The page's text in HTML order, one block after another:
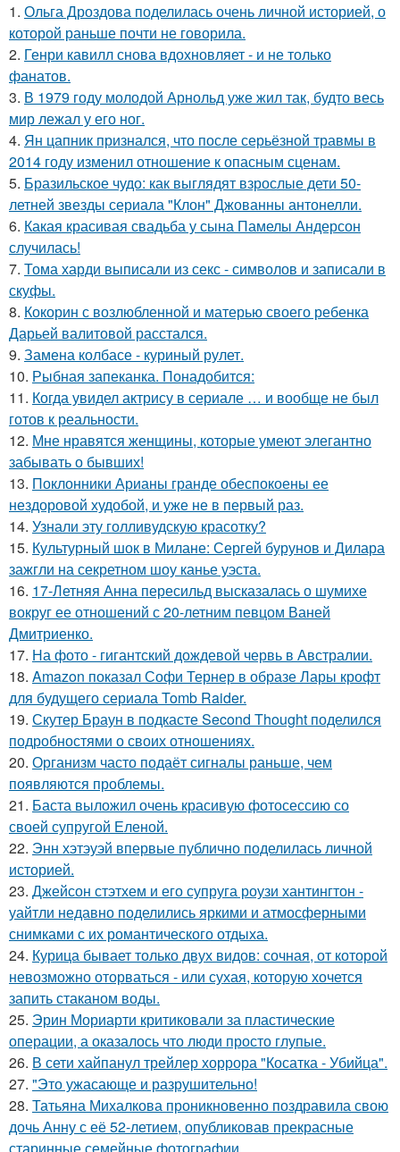
1. Ольга Дроздова поделилась очень личной историей, о
которой раньше почти не говорила.
2. Генри кавилл снова вдохновляет - и не только
фанатов.
3. В 1979 году молодой Арнольд уже жил так, будто весь
мир лежал у его ног.
4. Ян цапник признался, что после серьёзной травмы в
2014 году изменил отношение к опасным сценам.
5. Бразильское чудо: как выглядят взрослые дети 50-
летней звезды сериала "Клон" Джованны антонелли.
6. Какая красивая свадьба у сына Памелы Андерсон
случилась!
7. Тома харди выписали из секс - символов и записали в
скуфы.
8. Кокорин с возлюбленной и матерью своего ребенка
Дарьей валитовой расстался.
9. Замена колбасе - куриный рулет.
10. Рыбная запеканка. Понадобится:
11. Когда увидел актрису в сериале … и вообще не был
готов к реальности.
12. Мне нравятся женщины, которые умеют элегантно
забывать о бывших!
13. Поклонники Арианы гранде обеспокоены ее
нездоровой худобой, и уже не в первый раз.
14. Узнали эту голливудскую красотку?
15. Культурный шок в Милане: Сергей бурунов и Дилара
зажгли на секретном шоу канье уэста.
16. 17-Летняя Анна пересильд высказалась о шумихе
вокруг ее отношений с 20-летним певцом Ваней
Дмитриенко.
17. На фото - гигантский дождевой червь в Австралии.
18. Amazon показал Софи Тернер в образе Лары крофт
для будущего сериала Tomb Raider.
19. Скутер Браун в подкасте Second Thought поделился
подробностями о своих отношениях.
20. Организм часто подаёт сигналы раньше, чем
появляются проблемы.
21. Баста выложил очень красивую фотосессию со
своей супругой Еленой.
22. Энн хэтэуэй впервые публично поделилась личной
историей.
23. Джейсон стэтхем и его супруга роузи хантингтон -
уайтли недавно поделились яркими и атмосферными
снимками с их романтического отдыха.
24. Курица бывает только двух видов: сочная, от которой
невозможно оторваться - или сухая, которую хочется
запить стаканом воды.
25. Эрин Мориарти критиковали за пластические
операции, а оказалось что люди просто глупые.
26. В сети хайпанул трейлер хоррора "Косатка - Убийца".
27. "Это ужасающе и разрушительно!
28. Татьяна Михалкова проникновенно поздравила свою
дочь Анну с её 52-летием, опубликовав прекрасные